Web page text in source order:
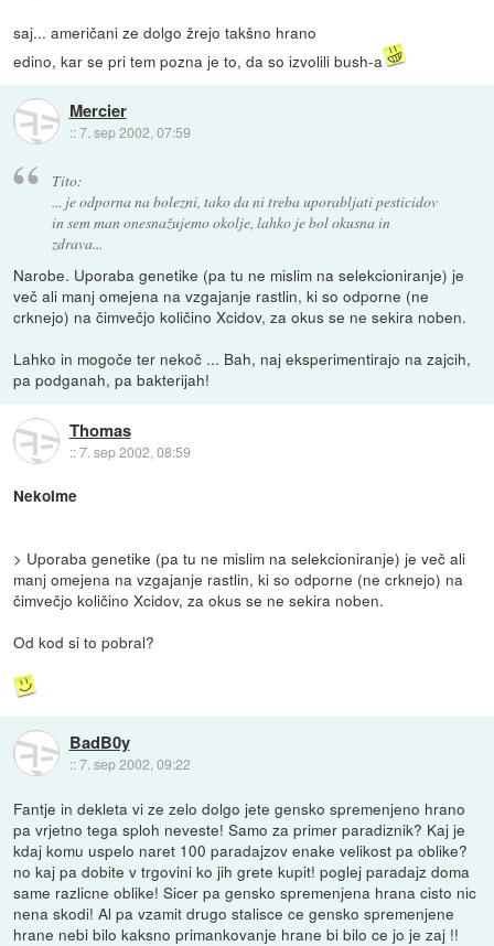
saj... američani ze dolgo žrejo takšno hrano
edino, kar se pri tem pozna je to, da so izvolili bush-a
Mercier
::7. sep 2002, 07:59
Tito:
... je odporna na bolezni, tako da ni treba uporabljati pesticidov
in sem man onesnažujemo okolje, lahko je bol okusna in
zdrava...
Narobe. Uporaba genetike (pa tu ne mislim na selekcioniranje) je
več ali manj omejena na vzgajanje rastlin, ki so odporne (ne
crknejo) na čimvečjo količino Xcidov, za okus se ne sekira noben.
Lahko in mogoče ter nekoč ... Bah, naj eksperimentirajo na zajcih,
pa podganah, pa bakterijah!
Thomas
::7. sep 2002, 08:59
NekoIme
> Uporaba genetike (pa tu ne mislim na selekcioniranje) je več ali
manj omejena na vzgajanje rastlin, ki so odporne (ne crknejo) na
čimvečjo količino Xcidov, za okus se ne sekira noben.
Od kod si to pobral?
BadB0y
::7. sep 2002, 09:22
Fantje in dekleta vi ze zelo dolgo jete gensko spremenjeno hrano
pa vrjetno tega sploh neveste! Samo za primer paradiznik? Kaj je
kdaj komu uspelo naret 100 paradajzov enake velikost pa oblike?
no kaj pa dobite v trgovini ko jih grete kupit! poglej paradajz doma
same razlicne oblike! Sicer pa gensko spremenjena hrana cisto nic
nena skodi! Al pa vzamit drugo stalisce ce gensko spremenjene
hrane nebi bilo kaksno primankovanje hrane bi bilo ce jo je zaj !!